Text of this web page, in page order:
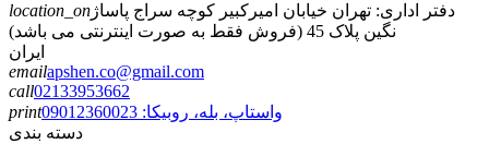
location_onدفتر اداری: تهران خیابان امیرکبیر کوچه سراج پاساژ
نگین پلاک 45 (فروش فقط به صورت اینترنتی می باشد)
ایران
emailapshen.co@gmail.com
call02133953662
print
واستاپ، بله، روبیکا: 09012360023
دسته بندی